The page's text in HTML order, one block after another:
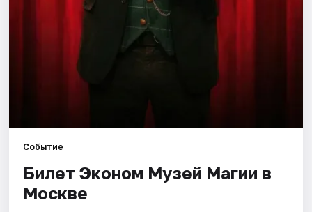
Событие
Билет Эконом Музей Магии в
Москве